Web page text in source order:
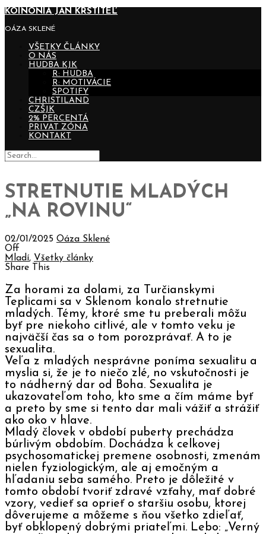
KOINONIA JÁN KRSTITEĽ
OÁZA SKLENÉ
VŠETKY ČLÁNKY
O NÁS
HUDBA KJK
R: HUDBA
R: MOTIVÁCIE
SPOTIFY
CHRISTILAND
CZŠJK
2% PERCENTÁ
PRIVAT ZÓNA
KONTAKT
STRETNUTIE MLADÝCH
„NA ROVINU“
02/01/2025 Oáza Sklené
Off
Mladí, Všetky články
Share This
Za horami za dolami, za Turčianskymi
Teplicami sa v Sklenom konalo stretnutie
mladých. Témy, ktoré sme tu preberali môžu
byť pre niekoho citlivé, ale v tomto veku je
najväčší čas sa o tom porozprávať. A to je
sexualita.
Veľa z mladých nesprávne poníma sexualitu a
myslia si, že je to niečo zlé, no vskutočnosti je
to nádherný dar od Boha. Sexualita je
ukazovateľom toho, kto sme a čím máme byť
a preto by sme si tento dar mali vážiť a strážiť
ako oko v hlave.
Mladý človek v období puberty prechádza
búrlivým obdobím. Dochádza k celkovej
psychosomatickej premene osobnosti, zmenám
nielen fyziologickým, ale aj emočným a
hľadaniu seba samého. Preto je dôležité v
tomto období tvoriť zdravé vzťahy, mať dobré
vzory, vedieť sa oprieť o staršiu osobu, ktorej
dôverujeme a môžeme s ňou všetko zdieľať,
byť obklopený dobrými priateľmi. Lebo: „Verný